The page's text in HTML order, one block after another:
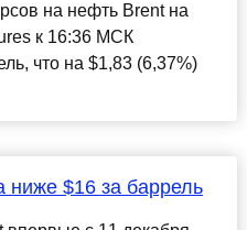
на нефть Brent на
к 16:36 МСК
что на $1,83 (6,37%)
$16 за баррель